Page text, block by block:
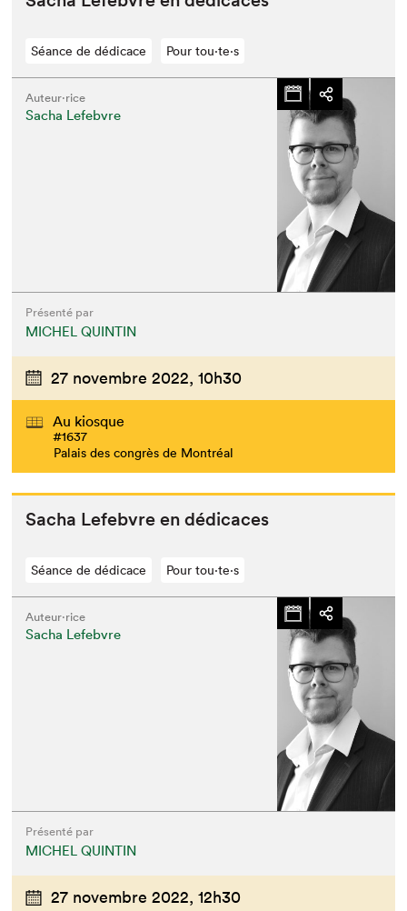
Séance de dédicace Pour tou⋅te⋅s
Auteur·rice
Sacha Lefebvre
Présenté par
MICHEL QUINTIN
27 novembre 2022, 10h30
Au kiosque
#1637
Palais des congrès de Montréal
Sacha Lefeb­vre en dédicaces
Séance de dédicace Pour tou⋅te⋅s
Auteur·rice
Sacha Lefebvre
Présenté par
MICHEL QUINTIN
27 novembre 2022, 12h30